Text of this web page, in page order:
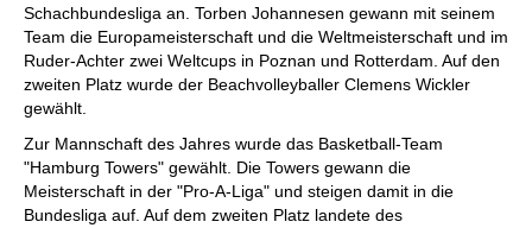
Schachbundesliga an. Torben Johannesen gewann mit seinem
Team die Europameisterschaft und die Weltmeisterschaft und im
Ruder-Achter zwei Weltcups in Poznan und Rotterdam. Auf den
zweiten Platz wurde der Beachvolleyballer Clemens Wickler
gewählt.
Zur Mannschaft des Jahres wurde das Basketball-Team
"Hamburg Towers" gewählt. Die Towers gewann die
Meisterschaft in der "Pro-A-Liga" und steigen damit in die
Bundesliga auf. Auf dem zweiten Platz landete des